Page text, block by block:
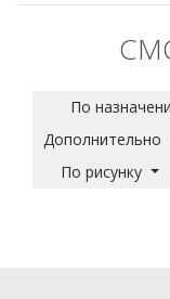
По
Дополнительно
По рисунку